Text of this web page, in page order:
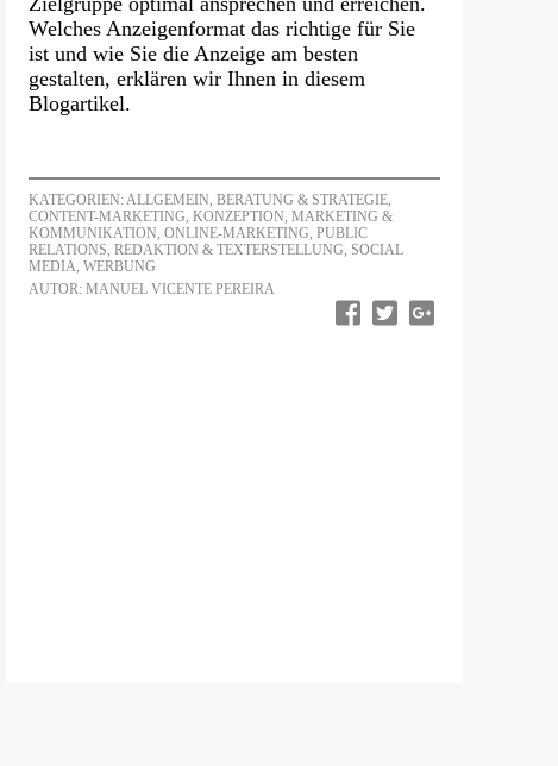
Welches Anzeigenformat das richtige für Sie
ist und wie Sie die Anzeige am besten
gestalten, erklären wir Ihnen in diesem
Blogartikel.
KATEGORIEN:ALLGEMEIN,BERATUNG & STRATEGIE,
CONTENT-MARKETING,KONZEPTION,MARKETING &
KOMMUNIKATION,ONLINE-MARKETING,PUBLIC
RELATIONS,REDAKTION & TEXTERSTELLUNG, SOCIAL
MEDIA,WERBUNG
AUTOR: MANUEL VICENTE PEREIRA